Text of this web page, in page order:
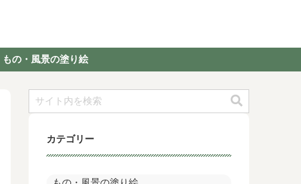
もの・風景の塗り絵
カテゴリー